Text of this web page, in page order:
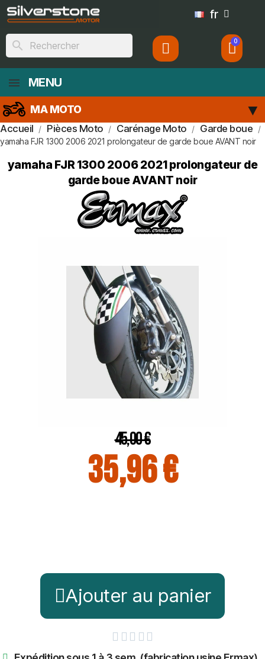
fr
search
MENU
MA MOTO
Accueil Pièces Moto Carénage Moto Garde boue
yamaha FJR 1300 2006 2021 prolongateur de garde boue AVANT noir
yamaha FJR 1300 2006 2021 prolongateur de
garde boue AVANT noir
45,00 €
35,96 €
Ajouter au panier
    